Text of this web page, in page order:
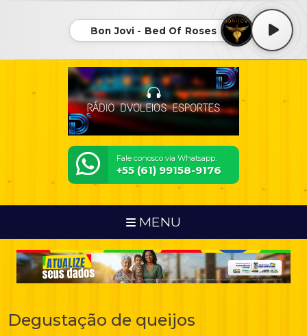
Bon Jovi - Bed Of Roses
Fale conosco via Whatsapp:
+55 (61) 99158-9176
MENU
Degustação de queijos